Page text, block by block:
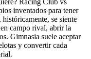
inventados para tener
se siente
campo rival, abrir la
Gimnasia suele aceptar
y convertir cada